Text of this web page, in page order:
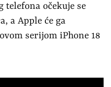
telefona očekuje se
a Apple će ga
serijom iPhone 18